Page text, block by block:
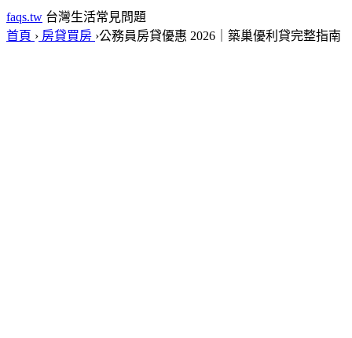
faqs.tw 台灣生活常見問題
首頁 › 房貸買房 ›公務員房貸優惠 2026｜築巢優利貸完整指南